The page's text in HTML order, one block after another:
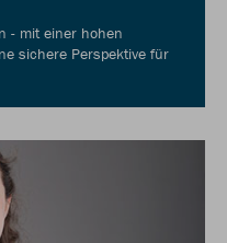
- mit einer hohen
sichere Perspektive für